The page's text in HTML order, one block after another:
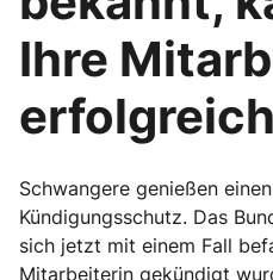
Ihre
Schwangere genießen
Kündigungsschutz. Das
sich jetzt mit einem Fall
Mitarbeiterin gekündigt